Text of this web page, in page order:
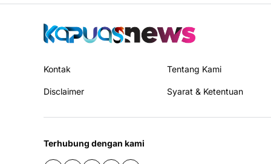
Kontak Tentang Kami
Disclaimer Syarat & Ketentuan
Terhubung dengan kami